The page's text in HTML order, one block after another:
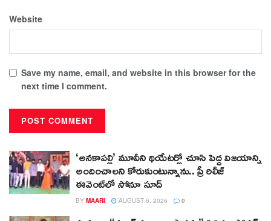
Website
Save my name, email, and website in this browser for the
next time I comment.
‘అనకాపల్లి’ మూవీని థియేటర్లో చూసి పెద్ద విజయాన్ని
అందించాలని కోరుకుంటున్నాను.. ప్రీ రిలీజ్
ఈవెంట్‌లో సోనూ సూద్
BY MAARI AUGUST 6, 2026 0